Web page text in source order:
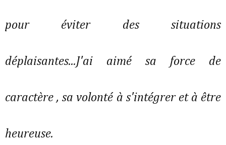
pour éviter des situations
déplaisantes...J'ai aimé sa force de
caractère , sa volonté à s'intégrer et à être
heureuse.